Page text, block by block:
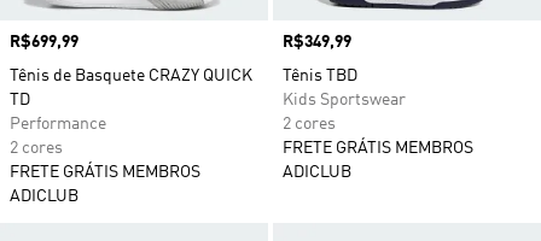
Preço
R$699,99
Tênis de Basquete CRAZY QUICK
TD
Performance
2 cores
FRETE GRÁTIS MEMBROS
ADICLUB
Preço
R$349,99
Tênis TBD
Kids Sportswear
2 cores
FRETE GRÁTIS MEMBROS
ADICLUB